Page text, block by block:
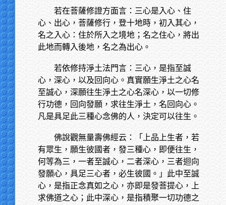
若在菩薩修證方面言：三心是入心、住
心、出心，菩薩修行，登十地時，初入其心，
名之入心：住於所入之境地；名之住心，將出
此地而轉入後地，名之為出心。
若依修持淨土法門言：三心，是指至誠
心，深心，以及回向心。真實願生淨土之心名
至誠心，深願往生淨土之心名深心，以一切修
行功德，回向發願，求往生淨土，名回向心。
凡是具足此三種心念佛的人，決定可以往生。
佛說觀無量壽佛經云：「上品上生者，若
有眾生，願生彼國者，發三種心，即便往生，
何等為三，一者至誠心，二者深心，三者迴向
發願心，具足三心者，必生彼國。」此中至誠
心，是指正念真如之心，亦即是發菩提心，上
求佛道之心；此中深心，是指積聚一切功德之